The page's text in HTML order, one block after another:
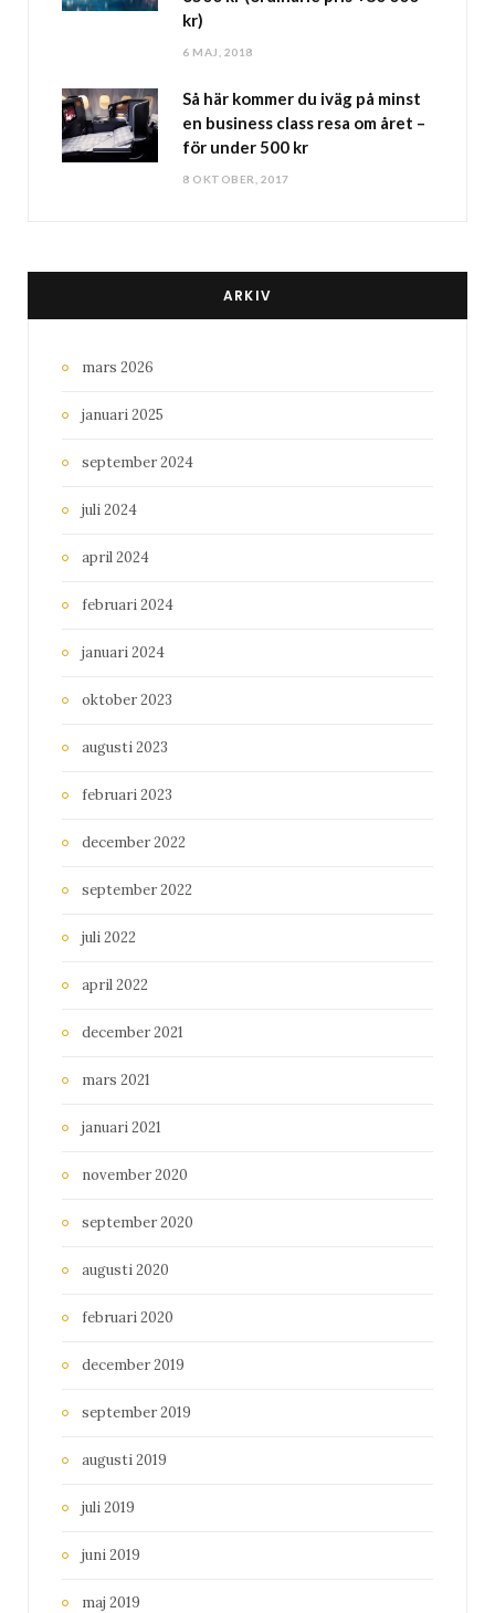
kr)
6 MAJ, 2018
Så här kommer du iväg på minst
en business class resa om året –
för under 500 kr
8 OKTOBER, 2017
ARKIV
mars 2026
januari 2025
september 2024
juli 2024
april 2024
februari 2024
januari 2024
oktober 2023
augusti 2023
februari 2023
december 2022
september 2022
juli 2022
april 2022
december 2021
mars 2021
januari 2021
november 2020
september 2020
augusti 2020
februari 2020
december 2019
september 2019
augusti 2019
juli 2019
juni 2019
maj 2019